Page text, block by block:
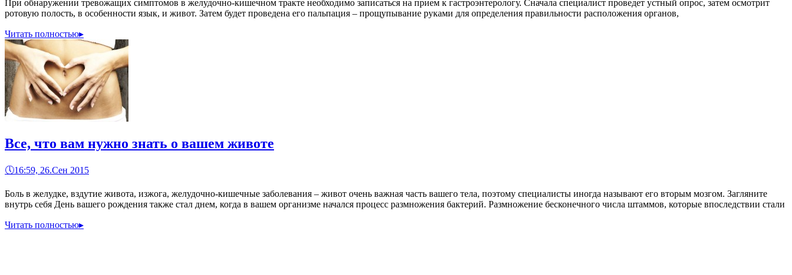
При обнаружении тревожащих симптомов в желудочно-кишечном тракте необходимо записаться на прием к гастроэнтерологу. Сначала специалист проведет устный опрос, затем осмотрит
ротовую полость, в особенности язык, и живот. Затем будет проведена его пальпация – прощупывание руками для определения правильности расположения органов,
Читать полностью▸
Все, что вам нужно знать о вашем животе
🕔16:59, 26.Сен 2015
Боль в желудке, вздутие живота, изжога, желудочно-кишечные заболевания – живот очень важная часть вашего тела, поэтому специалисты иногда называют его вторым мозгом. Загляните
внутрь себя День вашего рождения также стал днем, когда в вашем организме начался процесс размножения бактерий. Размножение бесконечного числа штаммов, которые впоследствии стали
Читать полностью▸